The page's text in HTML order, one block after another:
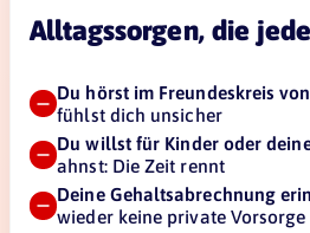
Alltagssorgen, die
Du hörst im Freundeskreis
fühlst dich unsicher
Du willst für Kinder oder
ahnst: Die Zeit rennt
Deine Gehaltsabrechnung
wieder keine private